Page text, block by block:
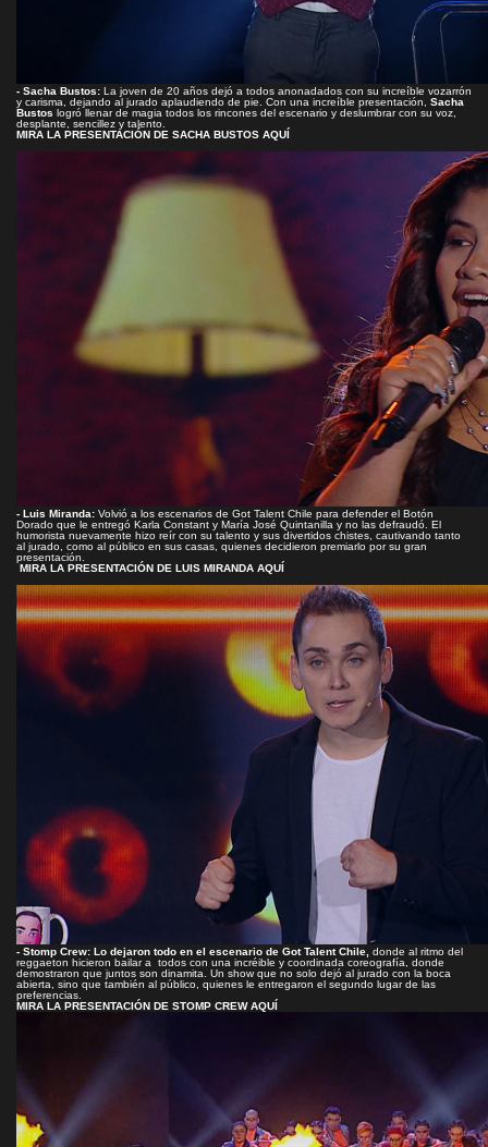
- Sacha Bustos: La joven de 20 años dejó a todos anonadados con su increíble vozarrón
y carisma, dejando al jurado aplaudiendo de pie. Con una increíble presentación, Sacha
Bustos logró llenar de magia todos los rincones del escenario y deslumbrar con su voz,
desplante, sencillez y talento.
MIRA LA PRESENTACIÓN DE SACHA BUSTOS AQUÍ
- Luis Miranda: Volvió a los escenarios de Got Talent Chile para defender el Botón
Dorado que le entregó Karla Constant y María José Quintanilla y no las defraudó. El
humorista nuevamente hizo reír con su talento y sus divertidos chistes, cautivando tanto
al jurado, como al público en sus casas, quienes decidieron premiarlo por su gran
presentación.
MIRA LA PRESENTACIÓN DE LUIS MIRANDA AQUÍ
- Stomp Crew: Lo dejaron todo en el escenario de Got Talent Chile, donde al ritmo del
reggaeton hicieron bailar a todos con una incréible y coordinada coreografía, donde
demostraron que juntos son dinamita. Un show que no solo dejó al jurado con la boca
abierta, sino que también al público, quienes le entregaron el segundo lugar de las
preferencias.
MIRA LA PRESENTACIÓN DE STOMP CREW AQUÍ